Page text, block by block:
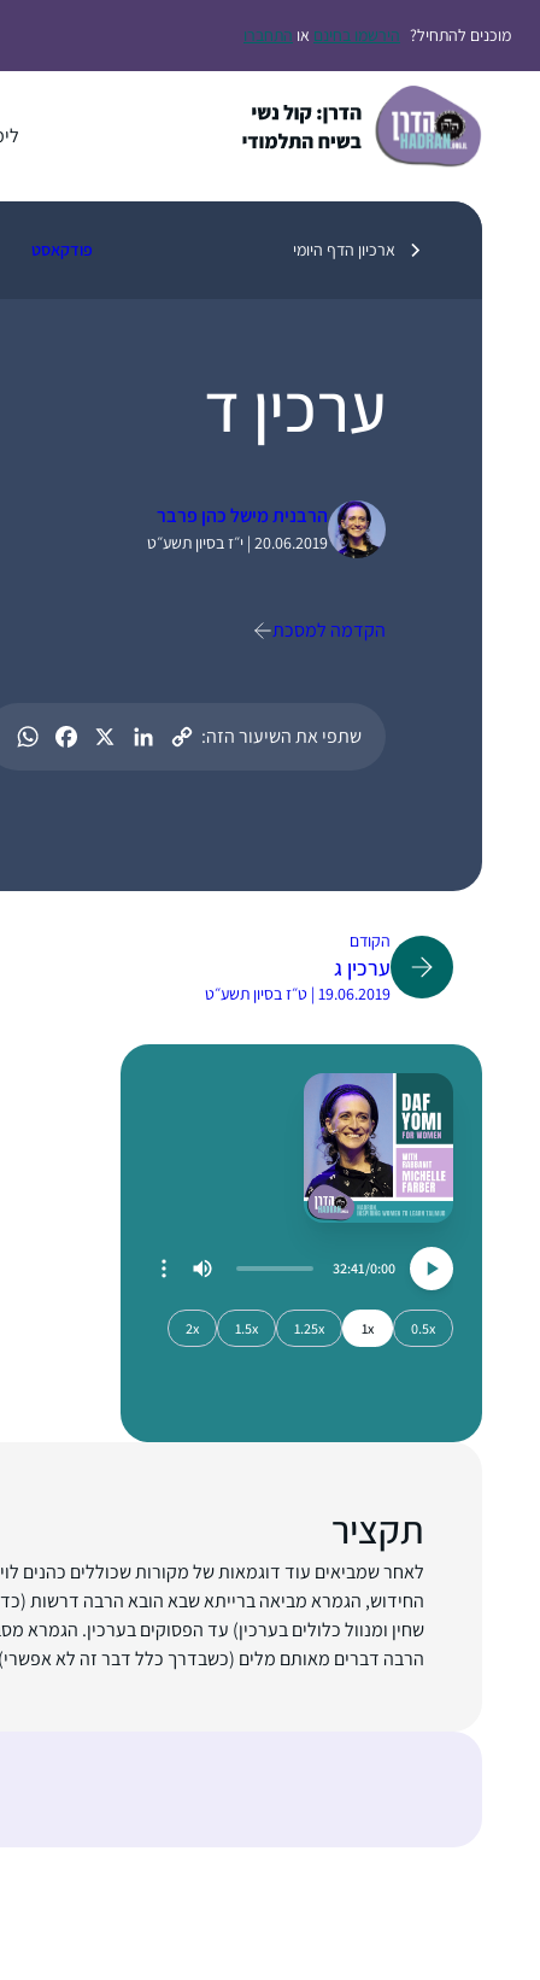
לתוכןמוכנים להתחיל? הירשמו בחינם או התחברו
ארכיון הדף היומי פודקאסט
ערכין ד
הרבנית מישל כהן פרבר
20.06.2019 | י״ז בסיון תשע״ט
הקדמה למסכת
שתפי את השיעור הזה:
הקודם
ערכין ג
19.06.2019 | ט״ז בסיון תשע״ט
0:00
32:41
0.5x
1x
1.25x
1.5x
2x
תקציר
לאחר שמביאים עוד דוגמאות של מקורות שכוללים כהנים
החידוש, הגמרא מביאה ברייתא שבא הובא הרבה דרשות
שחין ומנוול כלולים בערכין) עד הפסוקים בערכין. הגמרא
הרבה דברים מאותם מלים (כשבדרך כלל דבר זה לא